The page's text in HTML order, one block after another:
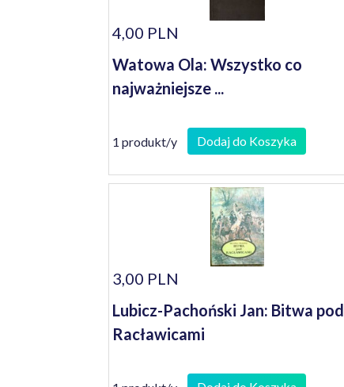
4,00 PLN
Watowa Ola: Wszystko co
najważniejsze ...
1 produkt/y Dodaj do Koszyka
3,00 PLN
Lubicz-Pachoński Jan: Bitwa pod
Racławicami